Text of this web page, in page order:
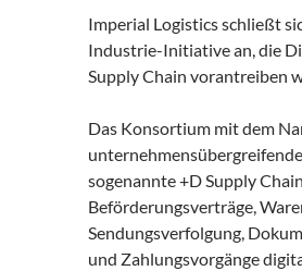
Imperial Logistics schließt
Industrie-Initiative an, die
Supply Chain vorantreiben
Das Konsortium mit dem
sogenannte +D Supply
Beförderungsverträge,
Sendungsverfolgung,
und Zahlungsvorgänge